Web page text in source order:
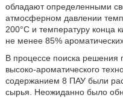
обладают определенными
атмосферном давлении
200°С и температуру конца
не менее 85%
В процессе поиска решения
высоко-ароматического
содержанием 8 ПАУ были
сырья. Неожиданно было